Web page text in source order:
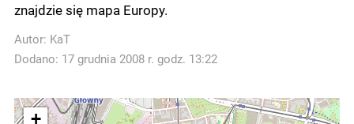
znajdzie się mapa Europy.
Autor: KaT
Dodano: 17 grudnia 2008 r. godz. 13:22
+